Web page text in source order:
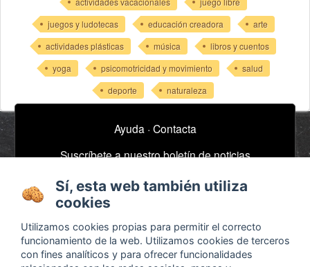
juegos y ludotecas
educación creadora
arte
actividades plásticas
música
libros y cuentos
yoga
psicomotricidad y movimiento
salud
deporte
naturaleza
Ayuda · Contacta
Suscríbete a nuestro boletín de noticias
Acerca de
Términos y
Anuncios / Empleo
Timeline
Sí, esta web también utiliza
cookies
Utilizamos cookies propias para permitir el correcto
funcionamiento de la web. Utilizamos cookies de terceros
con fines analíticos y para ofrecer funcionalidades